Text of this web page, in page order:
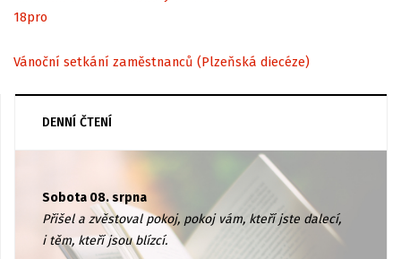
18pro
Vánoční setkání zaměstnanců (Plzeňská diecéze)
DENNÍ ČTENÍ
Sobota 08. srpna
Přišel a zvěstoval pokoj, pokoj vám, kteří jste dalecí,
i těm, kteří jsou blízcí.